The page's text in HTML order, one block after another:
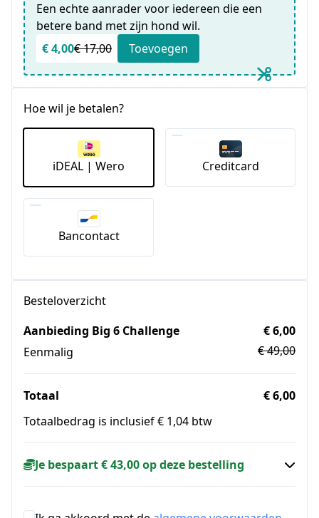
Een echte aanrader voor iedereen die een
betere band met zijn hond wil.
€ 4,00€ 17,00 Toevoegen
Hoe wil je betalen?
iDEAL | Wero Creditcard
Bancontact
Besteloverzicht
Aanbieding Big 6 Challenge
Eenmalig
€ 6,00
€ 49,00
Totaal
€ 6,00
Totaalbedrag is inclusief € 1,04 btw
Je bespaart € 43,00 op deze bestelling